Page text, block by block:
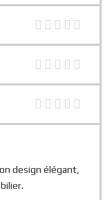
design élégant,